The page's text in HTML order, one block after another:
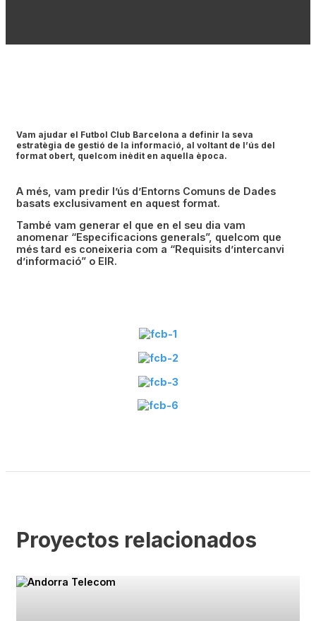
Vam ajudar el Futbol Club Barcelona a definir la seva
estratègia de gestió de la informació, al voltant de l’ús del
format obert, quelcom inèdit en aquella època.
A més, vam predir l’ús d’Entorns Comuns de Dades
basats exclusivament en aquest format.
També vam generar el que en el seu dia vam
anomenar “Especificacions generals”, quelcom que
més tard es coneixeria com a “Requisits d’intercanvi
d’informació” o EIR.
Proyectos relacionados